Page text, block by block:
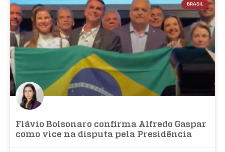
BRASIL
Flávio Bolsonaro confirma Alfredo Gaspar
como vice na disputa pela Presidência